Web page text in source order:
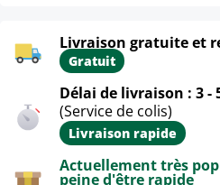
Livraison gratuite et
Gratuit
Délai de livraison : 3 -
(Service de colis)
Livraison rapide
Actuellement très
peine d'être rapide